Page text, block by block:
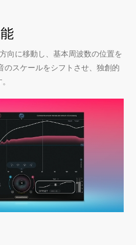
向に移動し、基本周波数の位置を
のスケールをシフトさせ、独創的